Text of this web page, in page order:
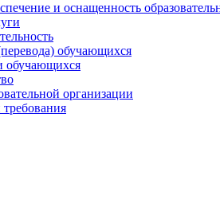
и оснащенность
обучающихся
обучающихся
организации